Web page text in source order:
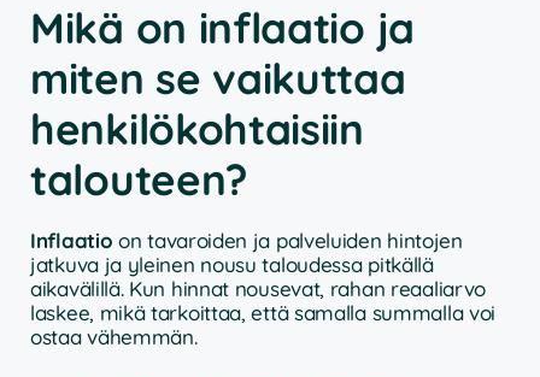
Mikä on inflaatio ja
miten se vaikuttaa
henkilökohtaisiin
talouteen?
Inflaatio on tavaroiden ja palveluiden hintojen
jatkuva ja yleinen nousu taloudessa pitkällä
aikavälillä. Kun hinnat nousevat, rahan reaaliarvo
laskee, mikä tarkoittaa, että samalla summalla voi
ostaa vähemmän.